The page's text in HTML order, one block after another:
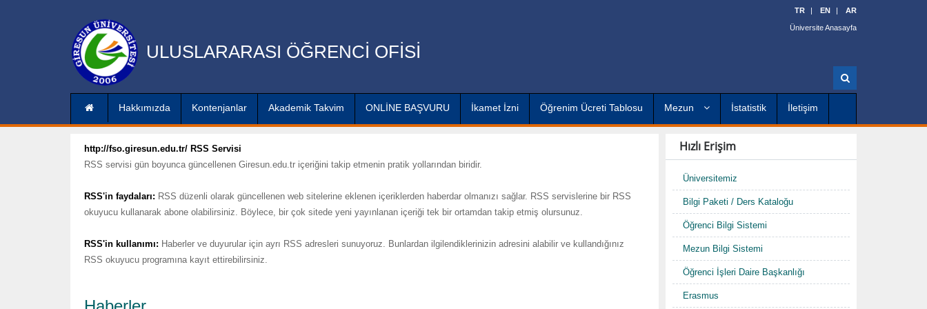
ULUSLARARASI ÖĞRENCİ OFİSİ
TR EN AR
Üniversite Anasayfa
r
Hakkımızda Kontenjanlar Akademik Takvim ONLİNE BAŞVURU İkamet İzni Öğrenim Ücreti Tablosu Mezun İstatistik İletişim
http://fso.giresun.edu.tr/ RSS Servisi
RSS servisi gün boyunca güncellenen Giresun.edu.tr içeriğini takip etmenin pratik yollarından biridir.
RSS'in faydaları: RSS düzenli olarak güncellenen web sitelerine eklenen içeriklerden haberdar olmanızı sağlar. RSS servislerine bir RSS
okuyucu kullanarak abone olabilirsiniz. Böylece, bir çok sitede yeni yayınlanan içeriği tek bir ortamdan takip etmiş olursunuz.
RSS'in kullanımı: Haberler ve duyurular için ayrı RSS adresleri sunuyoruz. Bunlardan ilgilendiklerinizin adresini alabilir ve kullandığınız
RSS okuyucu programına kayıt ettirebilirsiniz.
Hızlı Erişim
Üniversitemiz
Bilgi Paketi / Ders Kataloğu
Öğrenci Bilgi Sistemi
Mezun Bilgi Sistemi
Öğrenci İşleri Daire Başkanlığı
Erasmus